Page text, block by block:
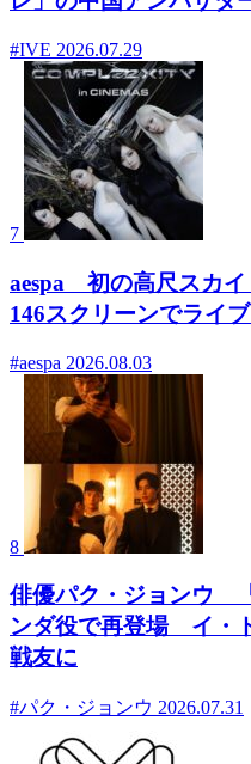
#IVE 2026.07.29
7
aespa 初の高尺スカ
146スクリーンでライ
#aespa 2026.08.03
8
俳優パク・ジョンウ
ンダ役で再登場 イ・
戦友に
#パク・ジョンウ 2026.07.31